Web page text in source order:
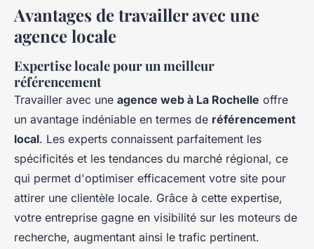
Avantages de travailler avec une
agence locale
Expertise locale pour un meilleur
référencement
Travailler avec une agence web à La Rochelle offre
un avantage indéniable en termes de référencement
local. Les experts connaissent parfaitement les
spécificités et les tendances du marché régional, ce
qui permet d'optimiser efficacement votre site pour
attirer une clientèle locale. Grâce à cette expertise,
votre entreprise gagne en visibilité sur les moteurs de
recherche, augmentant ainsi le trafic pertinent.